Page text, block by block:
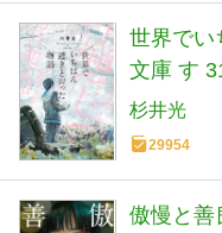
世界でい
文庫 す
杉井光
29954
傲慢と善